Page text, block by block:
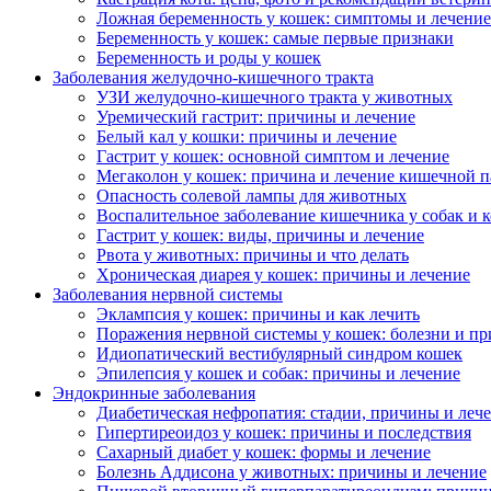
Ложная беременность у кошек: симптомы и лечение
Беременность у кошек: самые первые признаки
Беременность и роды у кошек
Заболевания желудочно-кишечного тракта
УЗИ желудочно-кишечного тракта у животных
Уремический гастрит: причины и лечение
Белый кал у кошки: причины и лечение
Гастрит у кошек: основной симптом и лечение
Мегаколон у кошек: причина и лечение кишечной
Опасность солевой лампы для животных
Воспалительное заболевание кишечника у собак и
Гастрит у кошек: виды, причины и лечение
Рвота у животных: причины и что делать
Хроническая диарея у кошек: причины и лечение
Заболевания нервной системы
Эклампсия у кошек: причины и как лечить
Поражения нервной системы у кошек: болезни и
Идиопатический вестибулярный синдром кошек
Эпилепсия у кошек и собак: причины и лечение
Эндокринные заболевания
Диабетическая нефропатия: стадии, причины и
Гипертиреоидоз у кошек: причины и последствия
Сахарный диабет у кошек: формы и лечение
Болезнь Аддисона у животных: причины и лечение